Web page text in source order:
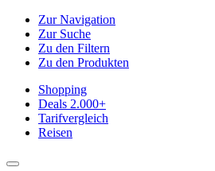
Zur Navigation
Zur Suche
Zu den Filtern
Zu den Produkten
Shopping
Deals 2.000+
Tarifvergleich
Reisen